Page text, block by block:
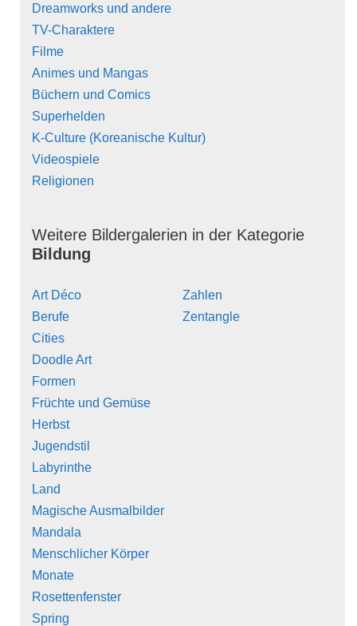
Dreamworks und andere
TV-Charaktere
Filme
Animes und Mangas
Büchern und Comics
Superhelden
K-Culture (Koreanische Kultur)
Videospiele
Religionen
Weitere Bildergalerien in der Kategorie
Bildung
Art Déco
Berufe
Cities
Doodle Art
Formen
Früchte und Gemüse
Herbst
Jugendstil
Labyrinthe
Land
Magische Ausmalbilder
Mandala
Menschlicher Körper
Monate
Rosettenfenster
Spring
Zahlen
Zentangle